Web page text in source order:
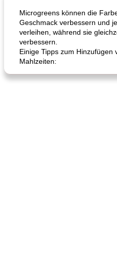
Microgreens können die
Geschmack verbessern und
verleihen, während sie
verbessern.
Einige Tipps zum Hinzufügen
Mahlzeiten: